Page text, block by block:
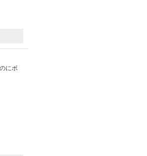
にボ